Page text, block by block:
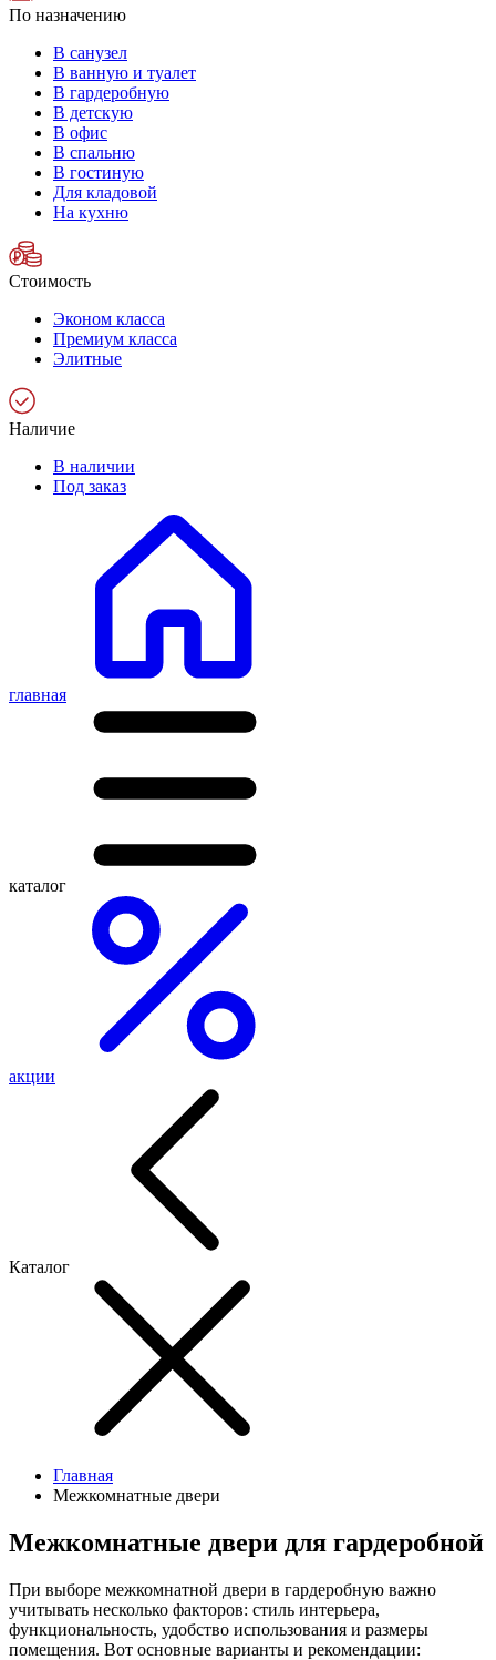
По назначению
В санузел
В ванную и туалет
В гардеробную
В детскую
В офис
В спальню
В гостиную
Для кладовой
На кухню
Стоимость
Эконом класса
Премиум класса
Элитные
Наличие
В наличии
Под заказ
главная
каталог
акции
Каталог
Главная
Межкомнатные двери
Межкомнатные двери для гардеробной
При выборе межкомнатной двери в гардеробную важно
учитывать несколько факторов: стиль интерьера,
функциональность, удобство использования и размеры
помещения. Вот основные варианты и рекомендации: